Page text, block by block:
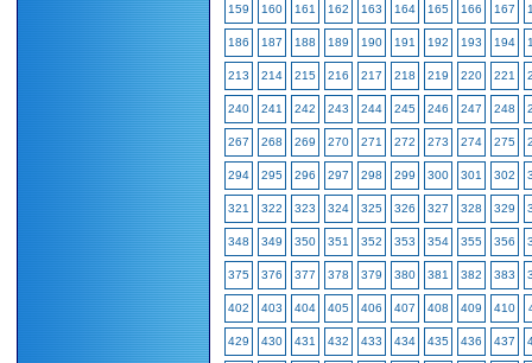
159 160 161 162 163 164 165 166 167
186 187 188 189 190 191 192 193 194
213 214 215 216 217 218 219 220 221
240 241 242 243 244 245 246 247 248
267 268 269 270 271 272 273 274 275
294 295 296 297 298 299 300 301 302
321 322 323 324 325 326 327 328 329
348 349 350 351 352 353 354 355 356
375 376 377 378 379 380 381 382 383
402 403 404 405 406 407 408 409 410
429 430 431 432 433 434 435 436 437